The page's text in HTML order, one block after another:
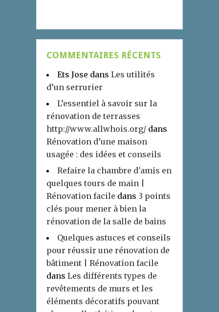
COMMENTAIRES RÉCENTS
Ets Jose dans Les utilités
d’un serrurier
L’essentiel à savoir sur la
rénovation de terrasses
http://www.allwhois.org/ dans
Rénovation d’une maison
usagée : des idées et conseils
Refaire la chambre d'amis en
quelques tours de main |
Rénovation facile dans 3 points
clés pour mener à bien la
rénovation de la salle de bains
Quelques astuces et conseils
pour réussir une rénovation de
bâtiment | Rénovation facile
dans Les différents types de
revêtements de murs et les
éléments décoratifs pouvant